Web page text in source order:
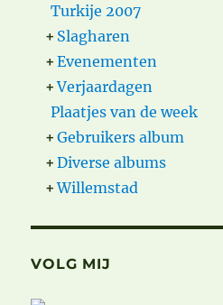
Turkije 2007
+ Slagharen
+ Evenementen
+ Verjaardagen
Plaatjes van de week
+ Gebruikers album
+ Diverse albums
+ Willemstad
VOLG MIJ